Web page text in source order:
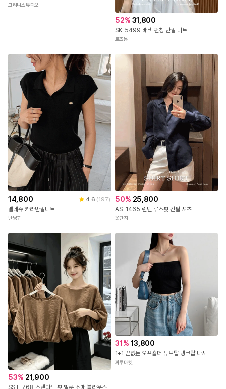
그리니스튜디오
52% 31,800
SK-5499 배색 펀칭 반팔 니트
로즈몽
14,800 4.6 (197)
멜네쥬 카라반팔니트
난닝구
50% 25,800
AS-1465 린넨 루즈핏 긴팔 셔츠
옷단지
53% 21,900
31 % 13,800
1+1 끈없는 오프숄더 튜브탑 탱크탑 나시
짜루마켓